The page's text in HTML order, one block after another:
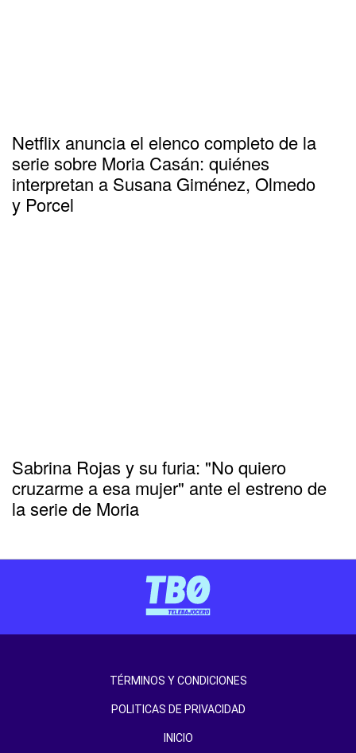
Netflix anuncia el elenco completo de la
serie sobre Moria Casán: quiénes
interpretan a Susana Giménez, Olmedo
y Porcel
Sabrina Rojas y su furia: "No quiero
cruzarme a esa mujer" ante el estreno de
la serie de Moria
TÉRMINOS Y CONDICIONES
POLITICAS DE PRIVACIDAD
INICIO